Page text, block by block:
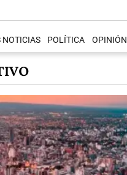
NOTICIAS POLÍTICA OPINIÓN